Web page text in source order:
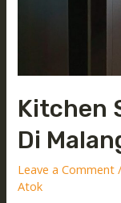
Kitchen
Di
Leave a Comment /
Atok